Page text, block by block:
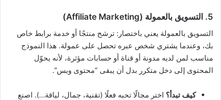
5. التسويق بالعمولة (Affiliate Marketing)
التسويق بالعمولة يعني باختصار: ترشح منتجًا أو خدمة برابط خاص
بك، وعندما يشتري شخص عبره تحصل على عمولة. هذا النموذج
مناسب لمن لديه مدونة أو قناة أو حسابات مؤثرة، لأنه يحوّل
المحتوى إلى دخل متكرر بدل أن يبقى “محتوى وبس”.
كيف تبدأ؟ اختر مجالًا تحبه فعلًا (تقنية، جمال، لياقة…). اصنع